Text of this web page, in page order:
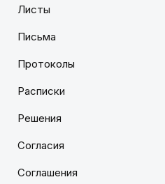
Листы
Письма
Протоколы
Расписки
Решения
Согласия
Соглашения